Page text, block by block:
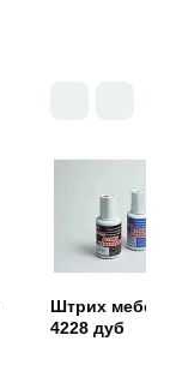
Штрих
4228 дуб